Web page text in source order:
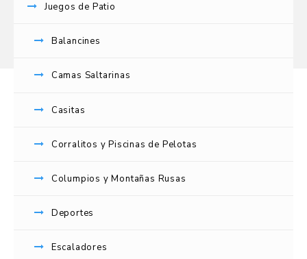
Juegos de Patio
Balancines
Camas Saltarinas
Casitas
Corralitos y Piscinas de Pelotas
Columpios y Montañas Rusas
Deportes
Escaladores
Mi Cuenta
Contraseña*